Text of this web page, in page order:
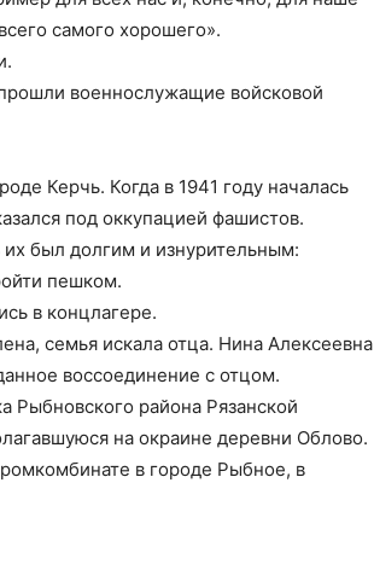
самого хорошего».
военнослужащие войсковой
Керчь. Когда в 1941 году началась
под оккупацией фашистов.
был долгим и изнурительным:
пешком.
в концлагере.
семья искала отца. Нина Алексеевна
воссоединение с отцом.
Рыбновского района Рязанской
на окраине деревни Облово.
в городе Рыбное, в